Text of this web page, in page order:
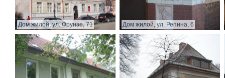
Дом жилой, ул. Фрунзе, 71 Дом жилой, ул. Репина, 6